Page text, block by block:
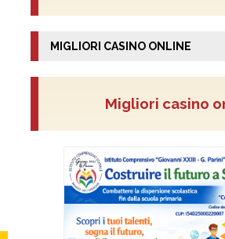
MIGLIORI CASINO ONLINE
Migliori casino